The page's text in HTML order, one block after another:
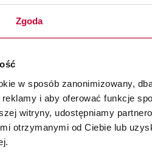
Zgoda
w sposób zanonimizowany,
i aby oferować funkcje
witryny, udostępniamy
otrzymanymi od Ciebie lub